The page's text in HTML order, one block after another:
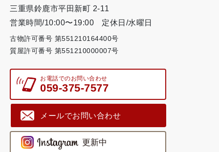
三重県鈴鹿市平田新町 2-11
営業時間/10:00〜19:00
定休日/水曜日
古物許可番号 第551210164400号
質屋許可番号 第551210000007号
お電話でのお問い合わせ
059-375-7577
メールでお問い合わせ